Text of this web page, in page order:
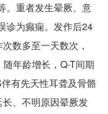
。重者发生晕厥、意
诊为癫痫。发作后24
数多至一天数次，
年龄增长，Q-T间期
有先天性耳聋及骨骼
、不明原因晕厥发